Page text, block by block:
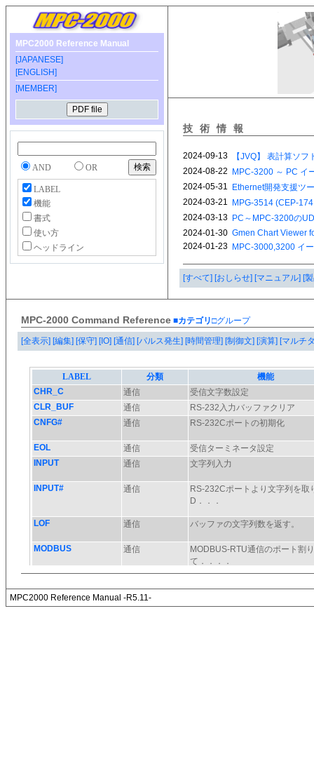
MPC2000 Reference Manual
[JAPANESE]
[ENGLISH]
[MEMBER]
AND OR
LABEL
機能
書式
使い方
ヘッドライン
技術情報
[すべて] [おしらせ] [マニュアル] [
MPC-2000 Command Reference ■カテゴリ□グループ
[全表示] [編集] [保守] [IO] [通信] [パルス発生] [時間管理] [制御文] [演算] [マルチ
MPC2000 Reference Manual -R5.11-